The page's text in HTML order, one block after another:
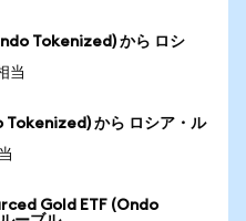
Tokenized) から ロシ
当
から ロシア・ル
Gold ETF (Ondo